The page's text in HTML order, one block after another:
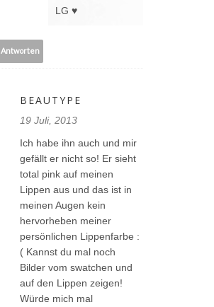
LG ♥
Antworten
BEAUTYPE
19 Juli, 2013
Ich habe ihn auch und mir
gefällt er nicht so! Er sieht
total pink auf meinen
Lippen aus und das ist in
meinen Augen kein
hervorheben meiner
persönlichen Lippenfarbe :
( Kannst du mal noch
Bilder vom swatchen und
auf den Lippen zeigen!
Würde mich mal